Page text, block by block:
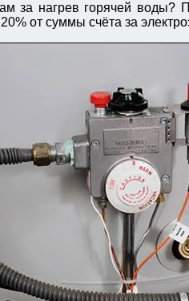
за нагрев горячей воды?
от суммы счёта за